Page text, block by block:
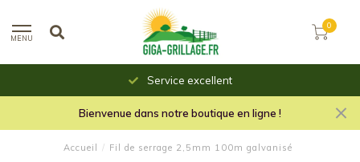
MENU
0
Service excellent
Bienvenue dans notre boutique en ligne !
Accueil / Fil de serrage 2,5mm 100m galvanisé